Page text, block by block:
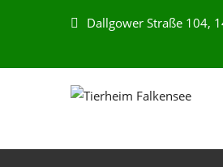
Dallgower Straße 104,